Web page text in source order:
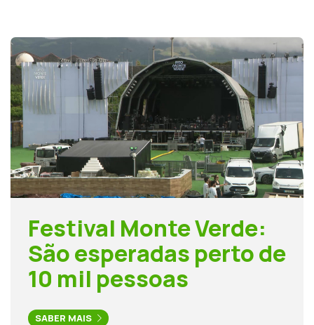
Festival Monte Verde:
São esperadas perto de
10 mil pessoas
SABER MAIS